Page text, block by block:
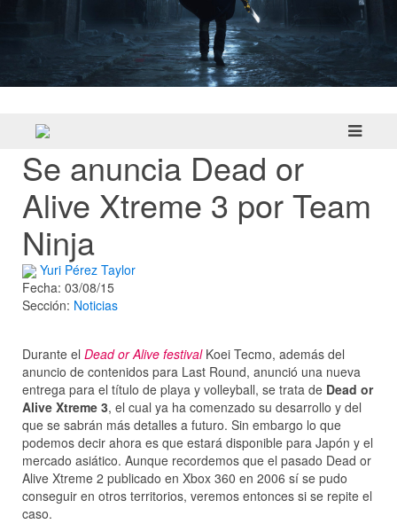
Se anuncia Dead or
Alive Xtreme 3 por Team
Ninja
Yuri Pérez Taylor
Fecha: 03/08/15
Sección: Noticias
Durante el Dead or Alive festivalKoei Tecmo, además del
anuncio de contenidos para Last Round, anunció una nueva
entrega para el título de playa y volleyball, se trata de Dead or
Alive Xtreme 3, el cual ya ha comenzado su desarrollo y del
que se sabrán más detalles a futuro. Sin embargo lo que
podemos decir ahora es que estará disponible para Japón y el
mercado asiático. Aunque recordemos que el pasado Dead or
Alive Xtreme 2 publicado en Xbox 360 en 2006 sí se pudo
conseguir en otros territorios, veremos entonces si se repite el
caso.